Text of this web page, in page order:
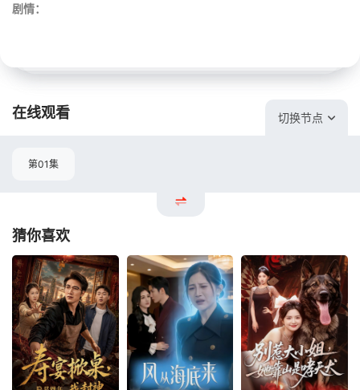
剧情：
在线观看 切换节点
第01集
猜你喜欢